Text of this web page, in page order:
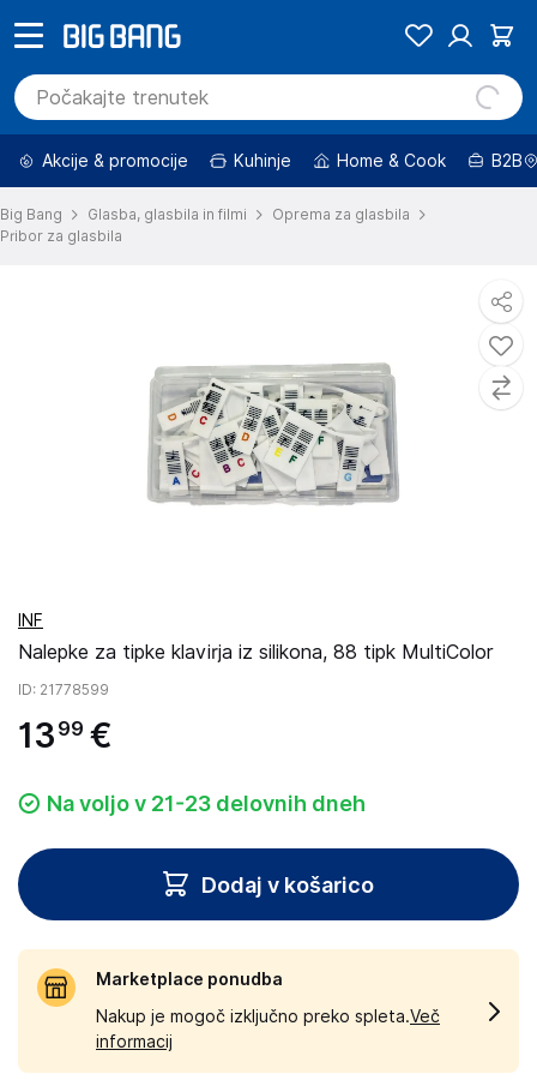
Akcije & promocije Kuhinje Home & Cook B2B
Big Bang Glasba, glasbila in filmi
Oprema za glasbila
Pribor za glasbila
INF
Nalepke za tipke klavirja iz silikona, 88 tipk MultiColor
ID: 21778599
13 99 €
Na voljo v 21-23 delovnih dneh
Dodaj v košarico
Marketplace ponudba
Nakup je mogoč izključno preko spleta.Več
informacij